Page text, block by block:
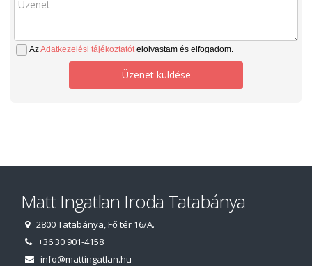
AzAdatkezelési tájékoztatótelolvastam és elfogadom.
Üzenet küldése
Matt Ingatlan Iroda Tatabánya
2800 Tatabánya, Fő tér 16/A.
+36 30 901-4158
info@mattingatlan.hu